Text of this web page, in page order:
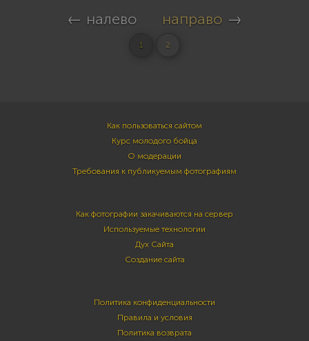
← налево направо →
1 2
Как пользоваться сайтом
Курс молодого бойца
О модерации
Требования к публикуемым фотографиям
Как фотографии закачиваются на сервер
Используемые технологии
Дух Сайта
Создание сайта
Политика конфиденциальности
Правила и условия
Политика возврата